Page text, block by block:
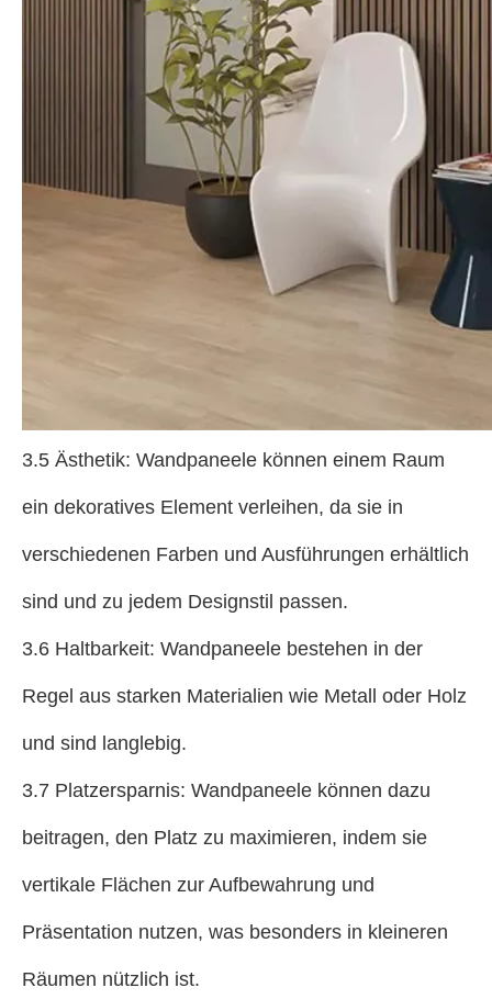
3.5 Ästhetik: Wandpaneele können einem Raum
ein dekoratives Element verleihen, da sie in
verschiedenen Farben und Ausführungen erhältlich
sind und zu jedem Designstil passen.
3.6 Haltbarkeit: Wandpaneele bestehen in der
Regel aus starken Materialien wie Metall oder Holz
und sind langlebig.
3.7 Platzersparnis: Wandpaneele können dazu
beitragen, den Platz zu maximieren, indem sie
vertikale Flächen zur Aufbewahrung und
Präsentation nutzen, was besonders in kleineren
Räumen nützlich ist.